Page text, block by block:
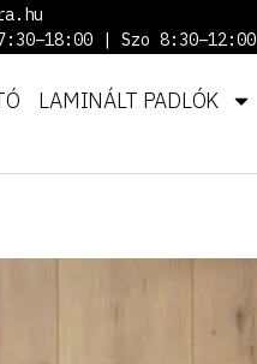
| Szo 8:30–12:00
LAMINÁLT PADLÓK